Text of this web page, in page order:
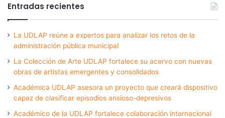
Entradas recientes
La UDLAP reúne a expertos para analizar los retos de la
administración pública municipal
La Colección de Arte UDLAP fortalece su acervo con nuevas
obras de artistas emergentes y consolidados
Académica UDLAP asesora un proyecto que creará dispositivo
capaz de clasificar episodios ansioso-depresivos
Académico de la UDLAP fortalece colaboración internacional